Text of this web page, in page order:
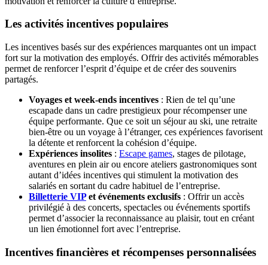
Les activités incentives populaires
Les incentives basés sur des expériences marquantes ont un impact
fort sur la motivation des employés. Offrir des activités mémorables
permet de renforcer l’esprit d’équipe et de créer des souvenirs
partagés.
Voyages et week-ends incentives : Rien de tel qu’une
escapade dans un cadre prestigieux pour récompenser une
équipe performante. Que ce soit un séjour au ski, une retraite
bien-être ou un voyage à l’étranger, ces expériences favorisent
la détente et renforcent la cohésion d’équipe.
Expériences insolites : Escape games, stages de pilotage,
aventures en plein air ou encore ateliers gastronomiques sont
autant d’idées incentives qui stimulent la motivation des
salariés en sortant du cadre habituel de l’entreprise.
Billetterie VIPet événements exclusifs : Offrir un accès
privilégié à des concerts, spectacles ou événements sportifs
permet d’associer la reconnaissance au plaisir, tout en créant
un lien émotionnel fort avec l’entreprise.
Incentives financières et récompenses personnalisées